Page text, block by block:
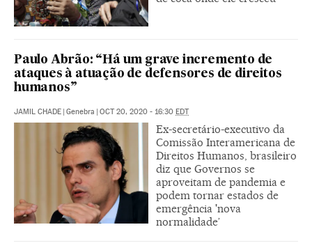
Paulo Abrão: “Há um grave incremento de
ataques à atuação de defensores de direitos
humanos”
JAMIL CHADE | Genebra | OCT 20, 2020 - 16:30 EDT
Ex-secretário-executivo da
Comissão Interamericana de
Direitos Humanos, brasileiro
diz que Governos se
aproveitam de pandemia e
podem tornar estados de
emergência 'nova
normalidade’